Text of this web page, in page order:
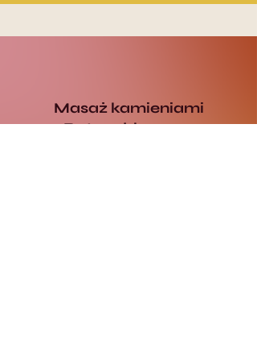
Masaż kamieniami
Ratnaabhyanga